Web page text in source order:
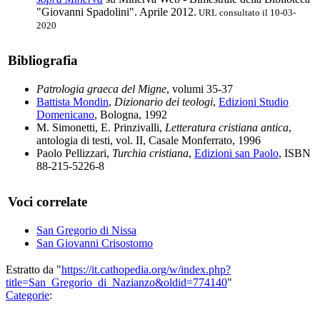
"Giovanni Spadolini". Aprile 2012. URL consultato il 10-03-
2020
Bibliografia
Patrologia graeca del Migne, volumi 35-37
Battista Mondin, Dizionario dei teologi, Edizioni Studio
Domenicano, Bologna, 1992
M. Simonetti, E. Prinzivalli, Letteratura cristiana antica,
antologia di testi, vol. II, Casale Monferrato, 1996
Paolo Pellizzari, Turchia cristiana, Edizioni san Paolo, ISBN
88-215-5226-8
Voci correlate
San Gregorio di Nissa
San Giovanni Crisostomo
Estratto da "https://it.cathopedia.org/w/index.php?
title=San_Gregorio_di_Nazianzo&oldid=774140"
Categorie: